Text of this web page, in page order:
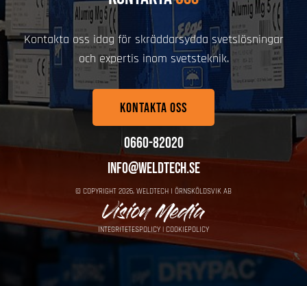
Kontakta oss idag för skräddarsydda svetslösningar
och expertis inom svetsteknik.
KONTAKTA OSS
0660-82020
info@weldtech.se
© COPYRIGHT 2026, WELDTECH I ÖRNSKÖLDSVIK AB
INTEGRITETESPOLICY| COOKIEPOLICY